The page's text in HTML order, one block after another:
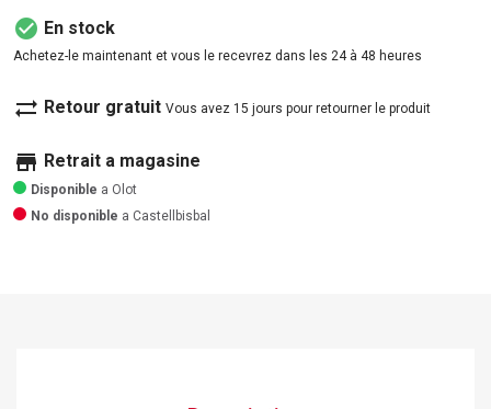
check_circle En stock
Achetez-le maintenant et vous le recevrez dans les 24 à 48 heures
sync_alt Retour gratuit Vous avez 15 jours pour retourner le produit
store Retrait a magasine
Disponible a Olot
No disponible a Castellbisbal